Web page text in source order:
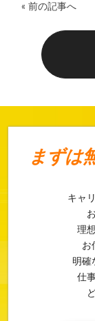
« 前の記事へ
まずは
キャ
理
お
明確
仕